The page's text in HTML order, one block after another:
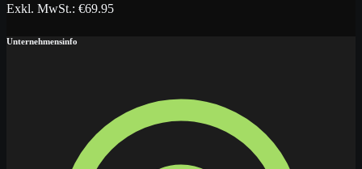
Exkl. MwSt.: €69.95
Unternehmensinfo